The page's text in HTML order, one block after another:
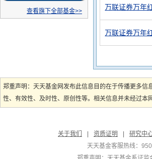
查看旗下全部基金>> 万联证券万年
万联证券万年
郑重声明：天天基金网发布此信息目的在于传播更多
性、有效性、及时性、原创性等。相关信息并未经过
关于我们
资质证明 研究中
天天基金客服热线：